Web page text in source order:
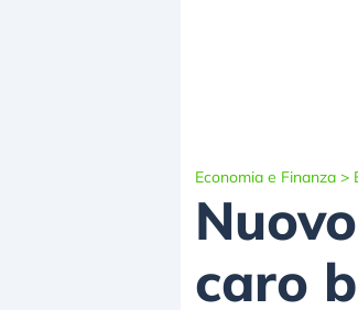
Economia e Finanza >
caro